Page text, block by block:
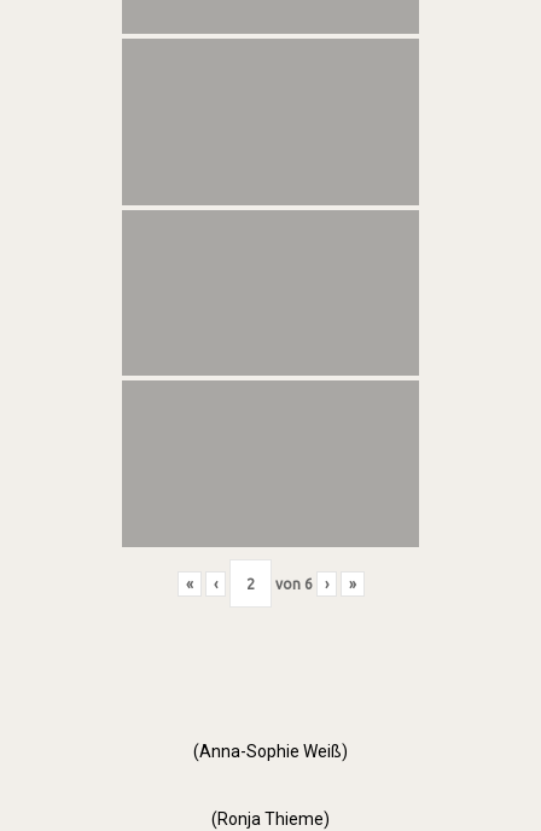
« ‹ von 6 › »
(Anna-Sophie Weiß)
(Ronja Thieme)